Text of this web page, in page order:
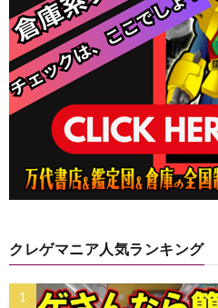
クレゲマニア人気ランキング